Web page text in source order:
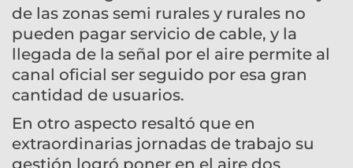
de las zonas semi rurales y rurales no
pueden pagar servicio de cable, y la
llegada de la señal por el aire permite al
canal oficial ser seguido por esa gran
cantidad de usuarios.
En otro aspecto resaltó que en
extraordinarias jornadas de trabajo su
gestión logró poner en el aire dos